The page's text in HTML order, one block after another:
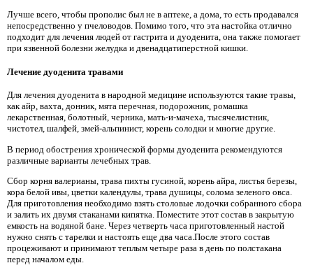
Лучше всего, чтобы прополис был не в аптеке, а дома, то есть продавался
непосредственно у пчеловодов. Помимо того, что эта настойка отлично
подходит для лечения людей от гастрита и дуоденита, она также помогает
при язвенной болезни желудка и двенадцатиперстной кишки.
Лечение дуоденита травами
Для лечения дуоденита в народной медицине используются такие травы,
как айр, вахта, донник, мята перечная, подорожник, ромашка
лекарственная, болотный, черника, мать-и-мачеха, тысячелистник,
чистотел, шалфей, змей-альпинист, корень солодки и многие другие.
В период обострения хронической формы дуоденита рекомендуются
различные варианты лечебных трав.
Сбор корня валерианы, трава пихты гусиной, корень айра, листья березы,
кора белой ивы, цветки календулы, трава душицы, солома зеленого овса.
Для приготовления необходимо взять столовые лодочки собранного сбора
и залить их двумя стаканами кипятка. Поместите этот состав в закрытую
емкость на водяной бане. Через четверть часа приготовленный настой
нужно снять с тарелки и настоять еще два часа.После этого состав
процеживают и принимают теплым четыре раза в день по полстакана
перед началом еды.